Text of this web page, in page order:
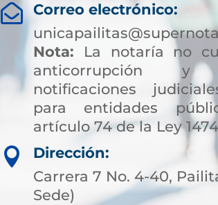

Correo electrónico:
Nota: La notaría no
anticorrupción
notificaciones
para entidades
artículo 74 de la Ley 1474

Dirección:
Carrera 7 No. 4-40,
Sede)